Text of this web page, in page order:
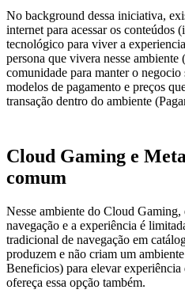
No background dessa iniciativa,
internet para acessar os conteúdos
tecnológico para viver a
persona que vivera nesse
comunidade para manter o
modelos de pagamento e preços
transação dentro do ambiente
Cloud Gaming e
comum
Nesse ambiente do Cloud Gaming,
navegação e a experiência é
tradicional de navegação em
produzem e não criam um
Beneficios) para elevar
ofereça essa opção também.